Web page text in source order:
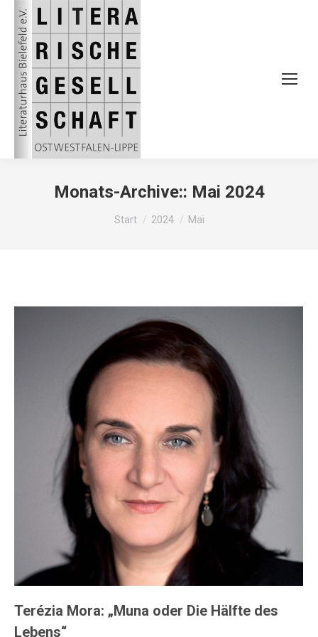
Monats-Archive:: Mai 2024
Sie befinden sich hier:
Start 2024 Mai
Terézia Mora: „Muna oder Die Hälfte des
Lebens“